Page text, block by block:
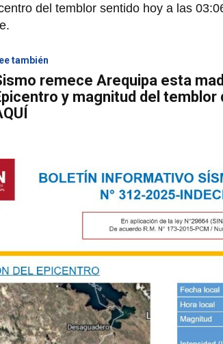
del temblor sentido hoy a las
también
remece Arequipa esta
y magnitud del temblor